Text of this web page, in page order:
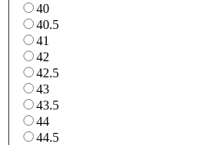
40
40.5
41
42
42.5
43
43.5
44
44.5